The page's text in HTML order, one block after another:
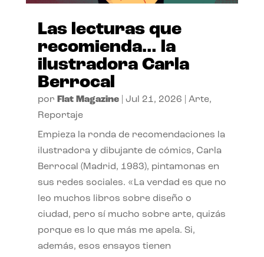
Las lecturas que
recomienda… la
ilustradora Carla
Berrocal
por Flat Magazine| Jul 21, 2026 Arte,
Reportaje
Empieza la ronda de recomendaciones la
ilustradora y dibujante de cómics, Carla
Berrocal (Madrid, 1983), pintamonas en
sus redes sociales. «La verdad es que no
leo muchos libros sobre diseño o
ciudad, pero sí mucho sobre arte, quizás
porque es lo que más me apela. Si,
además, esos ensayos tienen